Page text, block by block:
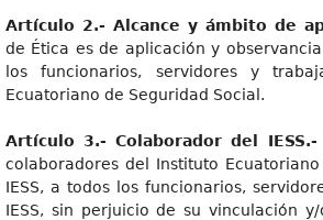
Artículo 2.- Alcance y ámbito de
de Ética es de aplicación y
los funcionarios, servidores y
Ecuatoriano de Seguridad Social.
Artículo 3.- Colaborador del IESS.-
colaboradores del Instituto Ecuatoriano
IESS, a todos los funcionarios,
IESS, sin perjuicio de su vinculación